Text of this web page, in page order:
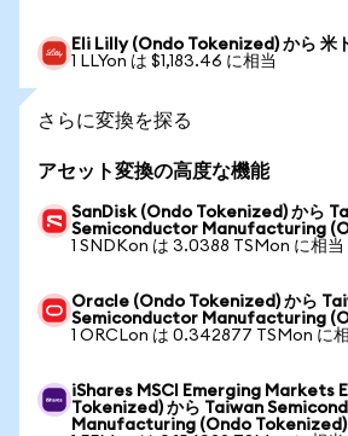
Eli Lilly (Ondo Tokenized) から 米
1 LLYon は $1,183.46 に相当
さらに変換を探る
アセット変換の高度な機能
SanDisk (Ondo Tokenized) から
Semiconductor Manufacturing
1 SNDKon は 3.0388 TSMon に相当
Oracle (Ondo Tokenized) から
Semiconductor Manufacturing
1 ORCLon は 0.342877 TSMon に
iShares MSCI Emerging Markets
Tokenized) から Taiwan
Manufacturing (Ondo Tokenized)